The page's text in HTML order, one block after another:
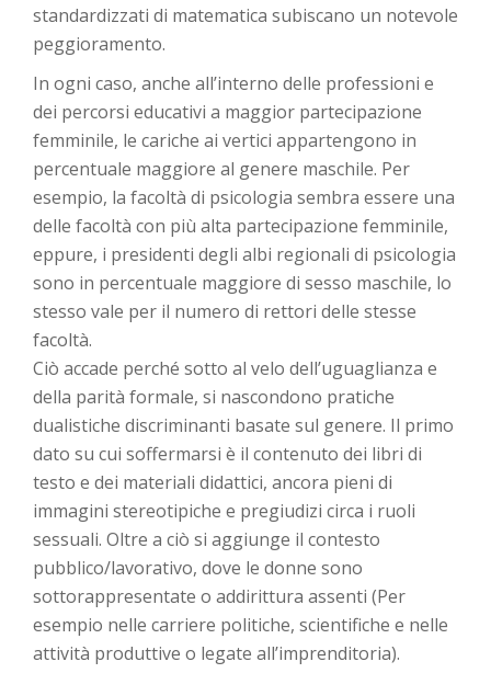
standardizzati di matematica subiscano un notevole
peggioramento.
In ogni caso, anche all’interno delle professioni e
dei percorsi educativi a maggior partecipazione
femminile, le cariche ai vertici appartengono in
percentuale maggiore al genere maschile. Per
esempio, la facoltà di psicologia sembra essere una
delle facoltà con più alta partecipazione femminile,
eppure, i presidenti degli albi regionali di psicologia
sono in percentuale maggiore di sesso maschile, lo
stesso vale per il numero di rettori delle stesse
facoltà.
Ciò accade perché sotto al velo dell’uguaglianza e
della parità formale, si nascondono pratiche
dualistiche discriminanti basate sul genere. Il primo
dato su cui soffermarsi è il contenuto dei libri di
testo e dei materiali didattici, ancora pieni di
immagini stereotipiche e pregiudizi circa i ruoli
sessuali. Oltre a ciò si aggiunge il contesto
pubblico/lavorativo, dove le donne sono
sottorappresentate o addirittura assenti (Per
esempio nelle carriere politiche, scientifiche e nelle
attività produttive o legate all’imprenditoria).